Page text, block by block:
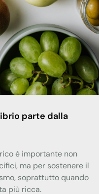
parte dalla
è importante non
ma per sostenere il
soprattutto quando
più ricca.